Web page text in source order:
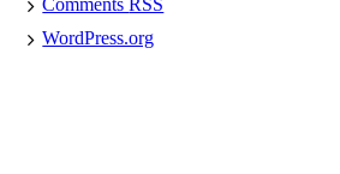
CommentsRSS
WordPress.org